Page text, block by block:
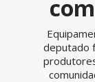
deputado